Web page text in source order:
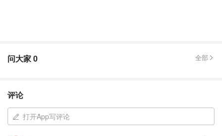
问大家0 全部
评论
打开App写评论